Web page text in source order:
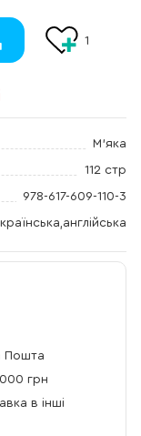
1
М'яка
112 стр
978-617-609-110-3
Пошта
грн
в інші